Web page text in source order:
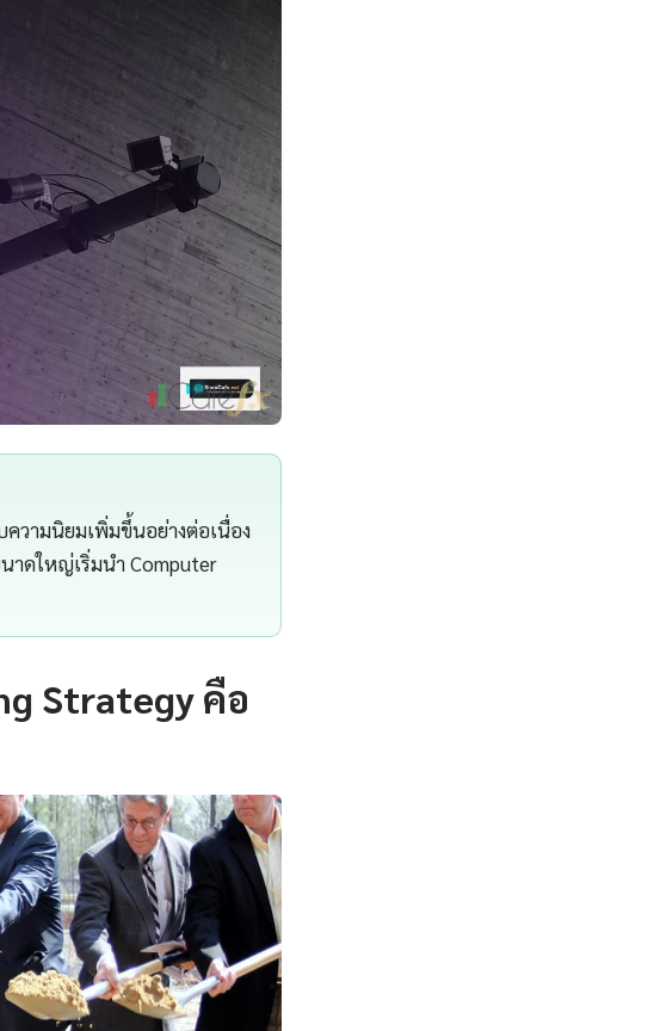
ความนิยมเพิ่มขึ้นอย่างต่อเนื่อง
าดใหญ่เริ่มนำ Computer
Strategy คือ